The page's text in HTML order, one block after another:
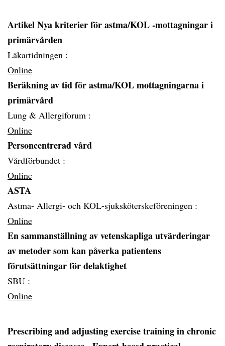
Artikel Nya kriterier för astma/KOL -mottagningar i
primärvården
Läkartidningen :
Online
Beräkning av tid för astma/KOL mottagningarna i
primärvård
Lung & Allergiforum :
Online
Personcentrerad vård
Vårdförbundet :
Online
ASTA
Astma- Allergi- och KOL-sjuksköterskeföreningen :
Online
En sammanställning av vetenskapliga utvärderingar
av metoder som kan påverka patientens
förutsättningar för delaktighet
SBU :
Online
Prescribing and adjusting exercise training in chronic